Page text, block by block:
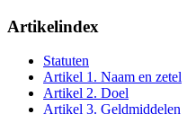
Artikelindex
Statuten
Artikel 1. Naam en zetel
Artikel 2. Doel
Artikel 3. Geldmiddelen